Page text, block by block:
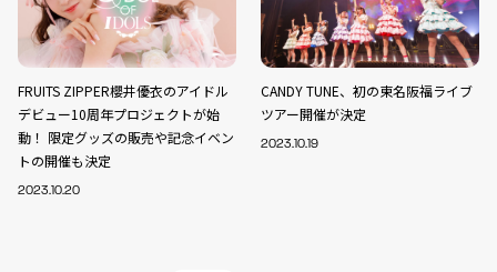
FRUITS ZIPPER櫻井優衣のアイドル
デビュー10周年プロジェクトが始
動！ 限定グッズの販売や記念イベン
トの開催も決定
2023.10.20
CANDY TUNE、初の東名阪福ライブ
ツアー開催が決定
2023.10.19